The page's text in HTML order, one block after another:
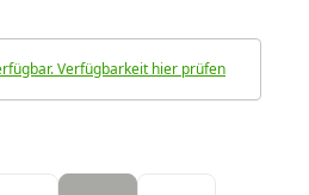
Verfügbarkeit hier prüfen